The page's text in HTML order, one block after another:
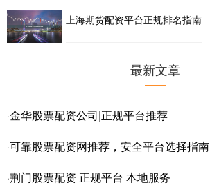
上海期货配资平台正规排名指南
最新文章
·金华股票配资公司|正规平台推荐
·可靠股票配资网推荐，安全平台选择指南
·荆门股票配资 正规平台 本地服务